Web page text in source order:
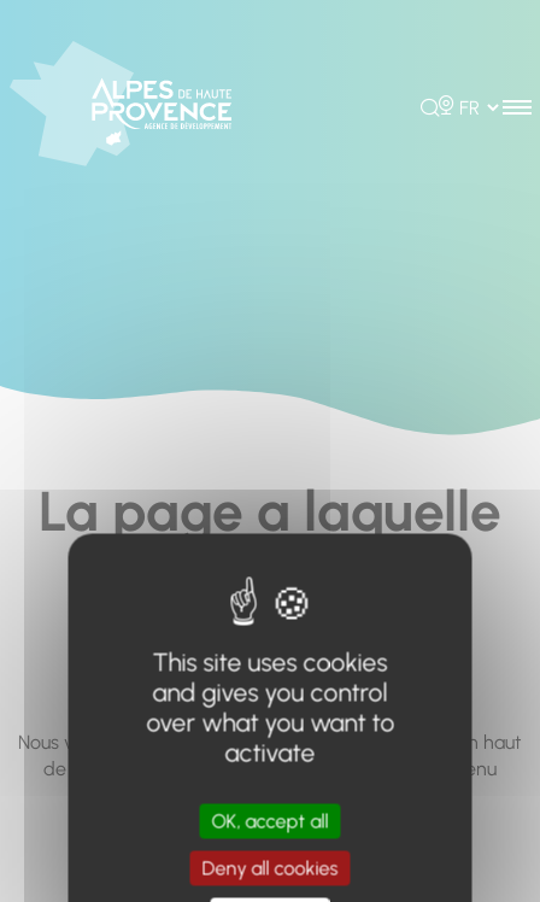
Rechercher
Choisir la
La page a laquelle
vous cherchez à
accéder n'existe
pas... ou plus.
Nous vous invitons à utiliser le moteur de recherche en haut
de page, ou à utiliser le menu pour trouver le contenu
Retour à l'accueil
This site uses cookies
and gives you control
over what you want to
activate
OK, accept all
Deny all cookies